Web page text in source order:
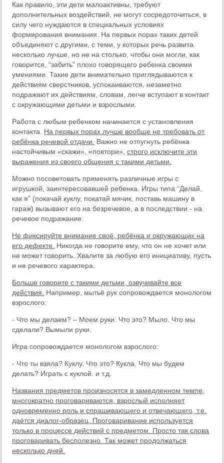
Как правило, эти дети малоактивны, требуют
дополнительных воздействий, не могут сосредоточиться, в
силу чего нуждаются в специальных условиях
формирования внимания. На первых порах таких детей
объединяют с другими, с теми, у которых речь развита
несколько лучше, но не на столько, чтобы они могли, как
говорится, “забить” плохо говорящего ребенка своими
умениями. Такие дети внимательно приглядываются к
действиям сверстников, успокаиваются, незаметно
подражают их действиям, словам, легче вступают в контакт
с окружающими детьми и взрослыми.
Работа с любым ребенком начинается с установления
контакта. На первых порах лучше вообще не требовать от
ребёнка речевой отдачи. Важно не отпугнуть ребёнка
настойчивым «скажи», «повтори»,строго исключите эти
выражения из своего общения с такими детьми.
Можно посоветовать применять различные игры с
игрушкой, заинтересовавшей ребенка. Игры типа “Делай,
как я” (покачай куклу, покатай мячик, поставь машину в
гараж) вызывают его на безречевое, а в последствии - на
речевое подражание.
Не фиксируйте внимание своё, ребёнка и окружающих на
его дефекте. Никогда не говорите ему, что он не хочет или
не может говорить. Хвалите за любую его инициативу, пусть
и не речевого характера.
Больше говорите с такими детьми, озвучивайте все
действия. Например, мытьё рук сопровождается монологом
взрослого:
- Что мы делаем? – Моем руки. Что это? Мыло. Что мы
сделали? Вымыли руки.
Игра сопровождается монологом взрослого:
- Что ты взяла? Куклу. Что это? Кукла. Что мы будем
делать? Играть с куклой. и т.д.
Названия предметов произносятся в замедленном темпе,
многократно проговариваются, взрослый исполняет
одновременно роль и спрашивающего и отвечающего, т.е.
даётся диалог-образец. Проговаривание используется
только в процессе действий с предметом. Просто так слова
проговаривать бесполезно. Так может продолжаться
несколько дней.